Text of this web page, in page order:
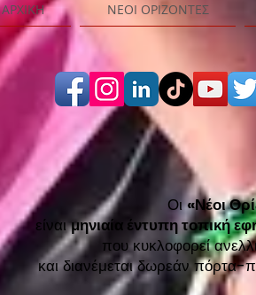
ΑΡΧΙΚΗ ΝΕΟΙ ΟΡΙΖΟΝΤΕΣ
Οι«Νέοι
είναιμηνιαία έντυπη τοπική
που κυκλοφορεί
και διανέμεται δωρεάν πόρτα-